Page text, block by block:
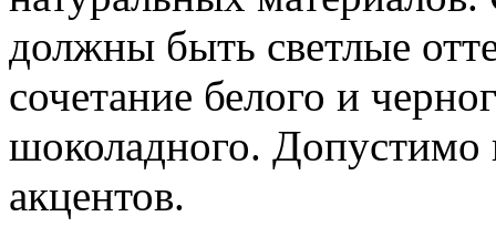
должны быть светлые
сочетание белого и
шоколадного. Допустимо
акцентов.